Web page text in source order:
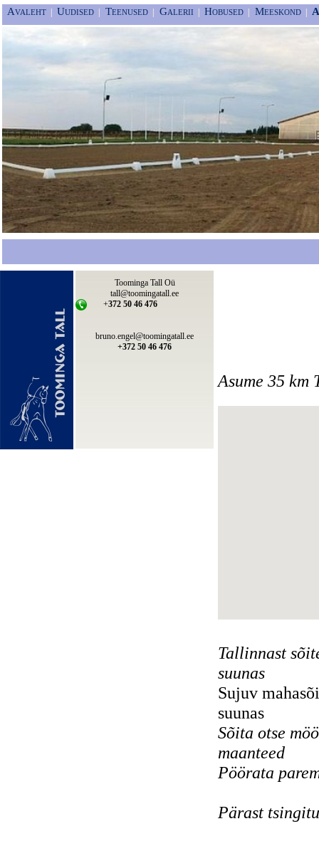
Avaleht Uudised Teenused Galerii Hobused Meeskond
Toominga Tall Oü
tall@toomingatall.ee
+372 50 46 476
bruno.engel@toomingatall.ee
+372 50 46 476
Asume 35
Tallinnast
Sujuv
suunas
Sõita otse
Pöörata
Pärast